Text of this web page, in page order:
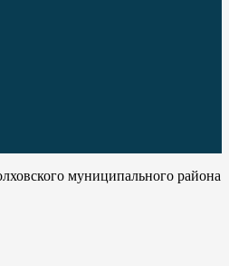
муниципального района